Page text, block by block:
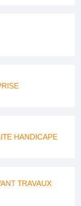
HANDICAPE
TRAVAUX